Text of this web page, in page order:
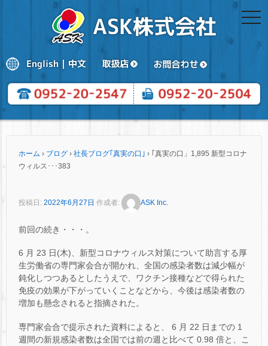
ホーム › ブログ › 社長ブログ｢真実の口｣ › ｢真実の口」1,895 新型コロナ
ウィルス･･･383
投稿日: 2022年6月27日 作成者: ASK Inc.
前回の続き・・・。
6 月 23 日(木)、新型コロナウィルス対策について助言する厚
生労働省の専門家会合が開かれ、全国の感染者数は減少幅が
鈍化しつつあるとしたうえで、ワクチン接種などで得られた
免疫の効果が下がっていくことなどから、今後は感染者数の
増加も懸念されると指摘された。
専門家会合で提示された資料によると、 6 月 22 日までの 1
週間の新規感染者数は全国では前の週と比べて 0.98 倍と、こ